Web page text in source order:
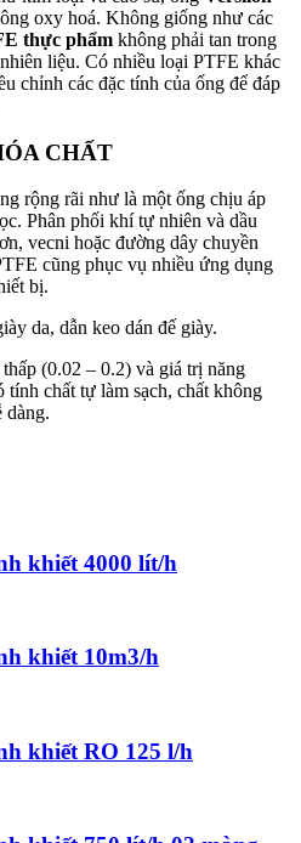
oxy hoá. Không giống như các
thực phẩm không phải tan trong
liệu. Có nhiều loại PTFE khác
chỉnh các đặc tính của ống để đáp
CHẤT
rộng rãi như là một ống chịu áp
Phân phối khí tự nhiên và dầu
vecni hoặc đường dây chuyền
cũng phục vụ nhiều ứng dụng
bị.
da, dẫn keo dán đế giày.
thấp (0.02 – 0.2) và giá trị năng
chất tự làm sạch, chất không
dàng.
khiết 4000 lít/h
khiết 10m3/h
khiết RO 125 l/h